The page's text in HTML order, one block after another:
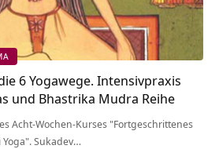
6 Yogawege. Intensivpraxis
und Bhastrika Mudra Reihe
Acht-Wochen-Kurses "Fortgeschrittenes
Sukadev…